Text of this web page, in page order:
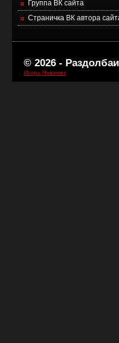
Группа ВК сайта
Страничка ВК автора
© 2026 - Раздолбаи
Игорь Чувакин